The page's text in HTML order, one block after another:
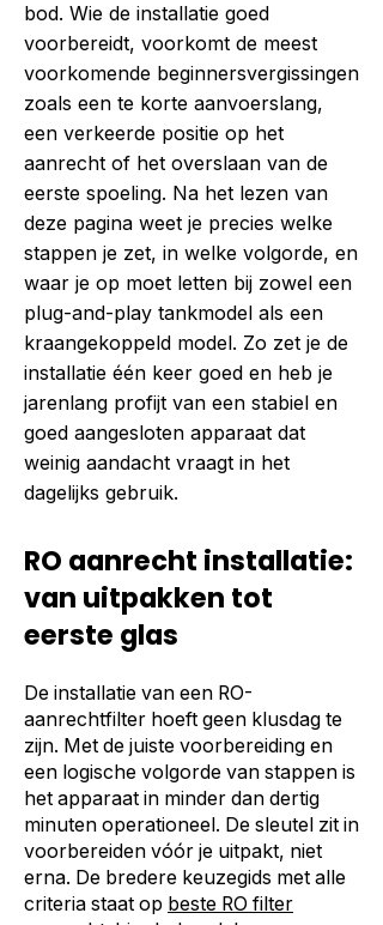
bod. Wie de installatie goed
voorbereidt, voorkomt de meest
voorkomende beginnersvergissingen
zoals een te korte aanvoerslang,
een verkeerde positie op het
aanrecht of het overslaan van de
eerste spoeling. Na het lezen van
deze pagina weet je precies welke
stappen je zet, in welke volgorde, en
waar je op moet letten bij zowel een
plug-and-play tankmodel als een
kraangekoppeld model. Zo zet je de
installatie één keer goed en heb je
jarenlang profijt van een stabiel en
goed aangesloten apparaat dat
weinig aandacht vraagt in het
dagelijks gebruik.
RO aanrecht installatie:
van uitpakken tot
eerste glas
De installatie van een RO-
aanrechtfilter hoeft geen klusdag te
zijn. Met de juiste voorbereiding en
een logische volgorde van stappen is
het apparaat in minder dan dertig
minuten operationeel. De sleutel zit in
voorbereiden vóór je uitpakt, niet
erna. De bredere keuzegids met alle
criteria staat op beste RO filter